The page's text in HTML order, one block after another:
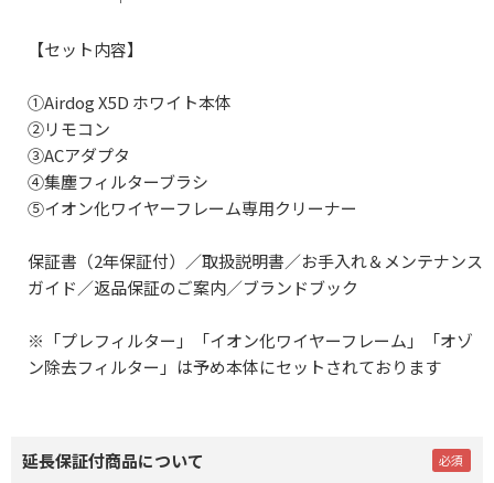
【セット内容】
①Airdog X5D ホワイト本体
②リモコン
③ACアダプタ
④集塵フィルターブラシ
⑤イオン化ワイヤーフレーム専用クリーナー
保証書（2年保証付）／取扱説明書／お手入れ＆メンテナンス
ガイド／返品保証のご案内／ブランドブック
※「プレフィルター」「イオン化ワイヤーフレーム」「オゾ
ン除去フィルター」は予め本体にセットされております
延長保証付商品について